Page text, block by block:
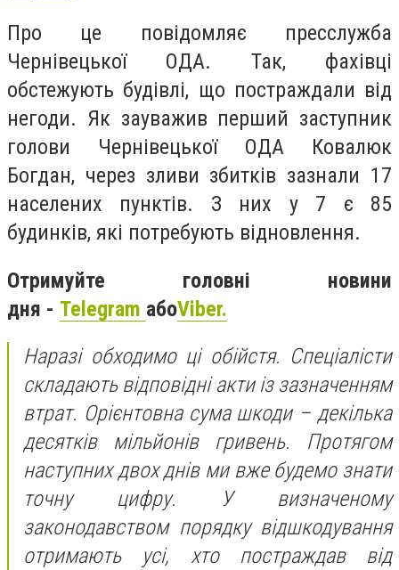
Про це повідомляє пресслужба
Чернівецької ОДА. Так, фахівці
обстежують будівлі, що постраждали від
негоди. Як зауважив перший заступник
голови Чернівецької ОДА Ковалюк
Богдан, через зливи збитків зазнали 17
населених пунктів. З них у 7 є 85
будинків, які потребують відновлення.
Отримуйте головні новини
дня - Telegram абоViber.
Наразі обходимо ці обійстя. Спеціалісти
складають відповідні акти із зазначенням
втрат. Орієнтовна сума шкоди – декілька
десятків мільйонів гривень. Протягом
наступних двох днів ми вже будемо знати
точну цифру. У визначеному
законодавством порядку відшкодування
отримають усі, хто постраждав від